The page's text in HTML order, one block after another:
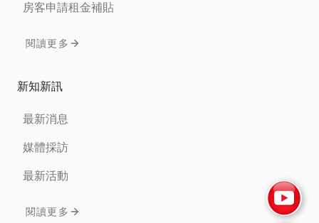
房客申請租金補貼
閱讀更多
新知新訊
最新消息
媒體採訪
最新活動
閱讀更多